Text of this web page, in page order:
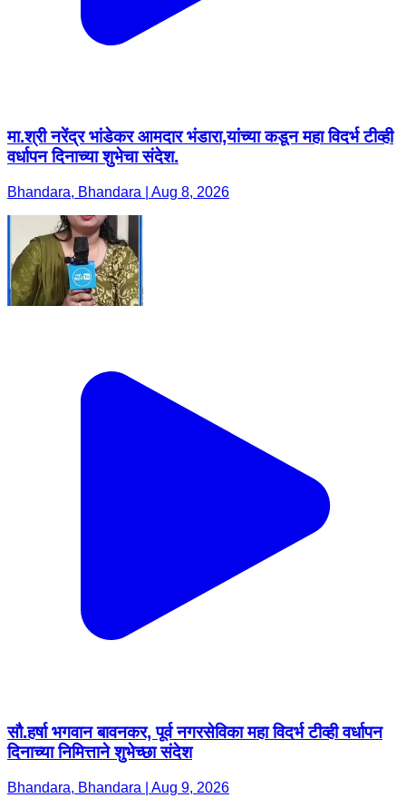
मा.श्री नरेंद्र भांडेकर आमदार भंडारा,यांच्या कडून महा विदर्भ टीव्ही
वर्धापन दिनाच्या शुभेचा संदेश.
Bhandara, Bhandara | Aug 8, 2026
सौ.हर्षा भगवान बावनकर, पूर्व नगरसेविका महा विदर्भ टीव्ही वर्धापन
दिनाच्या निमित्ताने शुभेच्छा संदेश
Bhandara, Bhandara | Aug 9, 2026